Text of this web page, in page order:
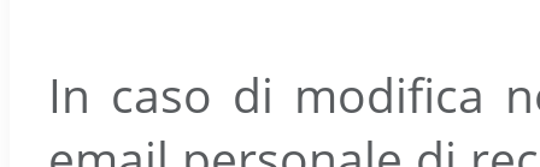
In caso di modifica